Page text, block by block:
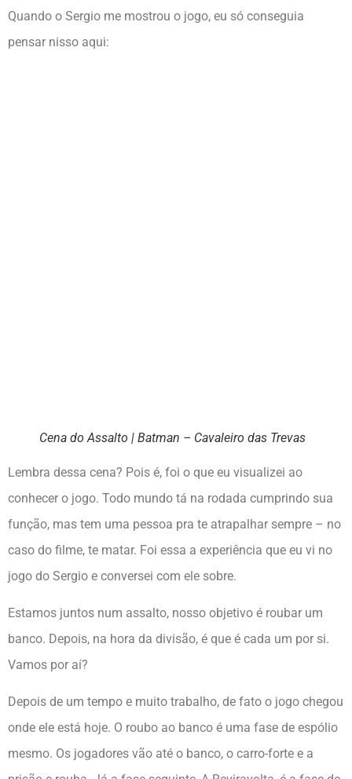
Quando o Sergio me mostrou o jogo, eu só conseguia
pensar nisso aqui:
Cena do Assalto | Batman – Cavaleiro das Trevas
Lembra dessa cena? Pois é, foi o que eu visualizei ao
conhecer o jogo. Todo mundo tá na rodada cumprindo sua
função, mas tem uma pessoa pra te atrapalhar sempre – no
caso do filme, te matar. Foi essa a experiência que eu vi no
jogo do Sergio e conversei com ele sobre.
Estamos juntos num assalto, nosso objetivo é roubar um
banco. Depois, na hora da divisão, é que é cada um por si.
Vamos por aí?
Depois de um tempo e muito trabalho, de fato o jogo chegou
onde ele está hoje. O roubo ao banco é uma fase de espólio
mesmo. Os jogadores vão até o banco, o carro-forte e a